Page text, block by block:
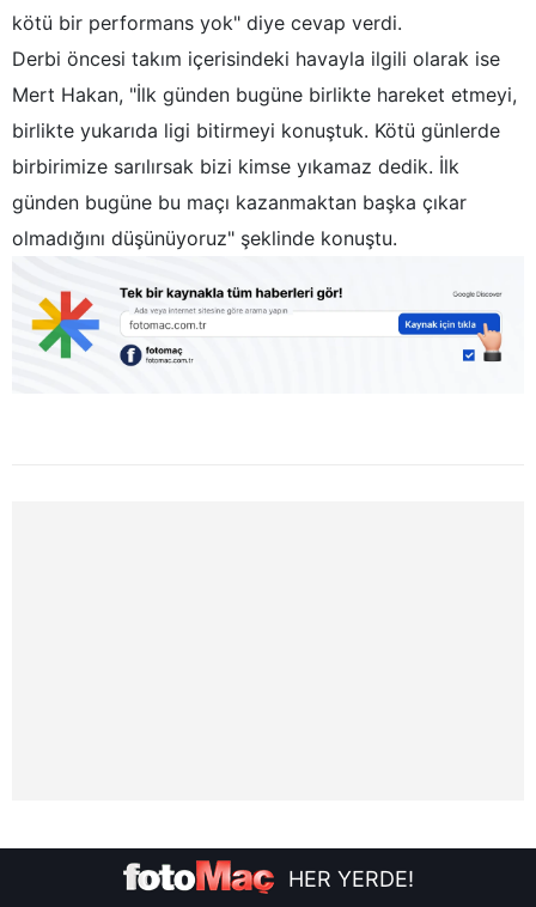
kötü bir performans yok" diye cevap verdi.
Derbi öncesi takım içerisindeki havayla ilgili olarak ise
Mert Hakan, "İlk günden bugüne birlikte hareket etmeyi,
birlikte yukarıda ligi bitirmeyi konuştuk. Kötü günlerde
birbirimize sarılırsak bizi kimse yıkamaz dedik. İlk
günden bugüne bu maçı kazanmaktan başka çıkar
olmadığını düşünüyoruz" şeklinde konuştu.
HER YERDE!